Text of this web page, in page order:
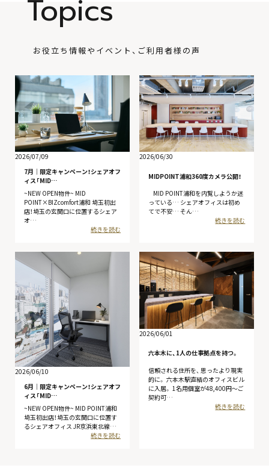
Topics
お役立ち情報やイベント、ご利用者様の声
2026/07/09
7月│限定キャンペーン！シェアオフ
ィス「MID…
~NEW OPEN物件~ MID
POINT×BIZcomfort浦和 埼玉初出
店！埼玉の玄関口に位置するシェア
オ…
続きを読む
2026/06/30
MIDPOINT浦和360度カメラ公開！
MID POINT浦和を内覧しようか迷
っている… シェアオフィスは初め
てで不安… そん…
続きを読む
2026/06/10
6月│限定キャンペーン！シェアオフ
ィス「MID…
~NEW OPEN物件~ MID POINT浦和
埼玉初出店！埼玉の玄関口に位置す
るシェアオフィス JR京浜東北線…
続きを読む
2026/06/01
六本木に、1人の仕事拠点を持つ。
信頼される住所を、 思ったより現実
的に。 六本木駅直結のオフィスビル
に入居。 1名用個室が48,400円〜ご
契約可…
続きを読む